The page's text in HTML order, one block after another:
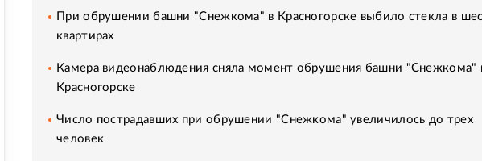
При обрушении башни "Снежкома" в Красногорске выбило стекла в
квартирах
Камера видеонаблюдения сняла момент обрушения башни "Снежкома"
Красногорске
Число пострадавших при обрушении "Снежкома" увеличилось до трех
человек